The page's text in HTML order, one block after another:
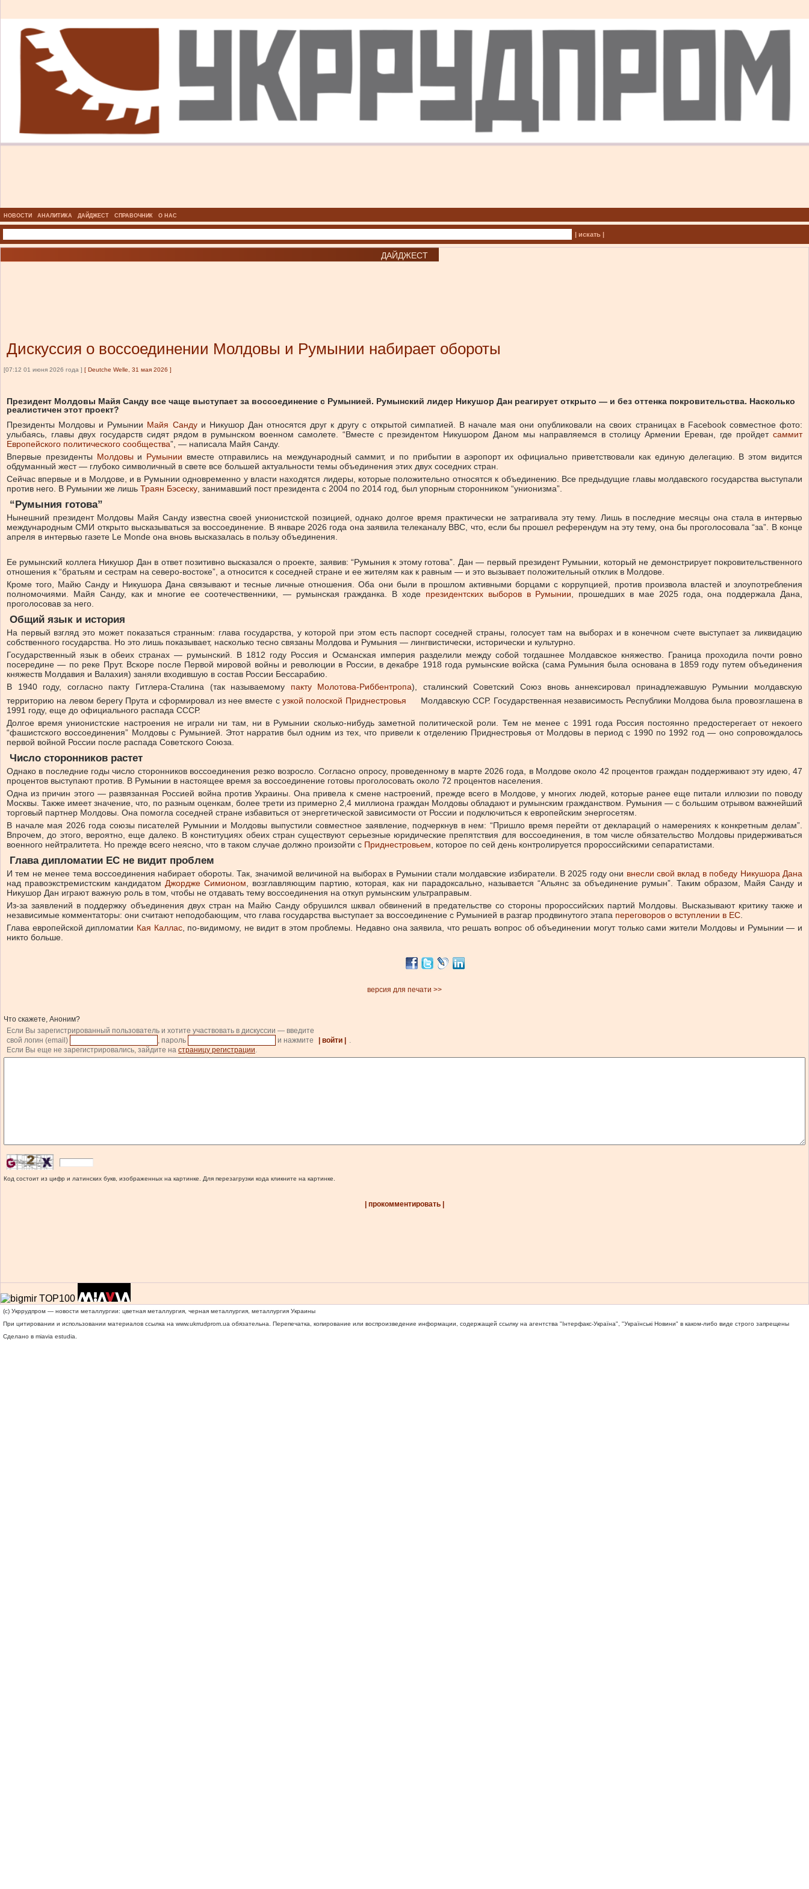
НОВОСТИ АНАЛИТИКА ДАЙДЖЕСТ СПРАВОЧНИК О НАС
| искать |
ДАЙДЖЕСТ
Дискуссия о воссоединении Молдовы и Румынии набирает обороты
[07:12 01 июня 2026 года ] [ Deutche Welle, 31 мая 2026 ]
Президент Молдовы Майя Санду все чаще выступает за воссоединение с Румынией. Румынский лидер Никушор Дан реагирует открыто — и без оттенка покровительства. Насколько
реалистичен этот проект?
Президенты Молдовы и Румынии Майя Сандуи Никушор Дан относятся друг к другу с открытой симпатией. В начале мая они опубликовали на своих страницах в Facebook совместное фото:
улыбаясь, главы двух государств сидят рядом в румынском военном самолете. “Вместе с президентом Никушором Даном мы направляемся в столицу Армении Ереван, где пройдет саммит
Европейского политического сообщества”, — написала Майя Санду.
Впервые президенты Молдовы и Румынии вместе отправились на международный саммит, и по прибытии в аэропорт их официально приветствовали как единую делегацию. В этом видится
обдуманный жест — глубоко символичный в свете все большей актуальности темы объединения этих двух соседних стран.
Сейчас впервые и в Молдове, и в Румынии одновременно у власти находятся лидеры, которые положительно относятся к объединению. Все предыдущие главы молдавского государства выступали
против него. В Румынии же лишь Траян Бэсеску , занимавший пост президента с 2004 по 2014 год, был упорным сторонником “унионизма”.
“Румыния готова”
Нынешний президент Молдовы Майя Санду известна своей унионистской позицией, однако долгое время практически не затрагивала эту тему. Лишь в последние месяцы она стала в интервью
международным СМИ открыто высказываться за воссоединение. В январе 2026 года она заявила телеканалу BBC, что, если бы прошел референдум на эту тему, она бы проголосовала “за”. В конце
апреля в интервью газете Le Monde она вновь высказалась в пользу объединения.
Ее румынский коллега Никушор Дан в ответ позитивно высказался о проекте, заявив: “Румыния к этому готова”. Дан — первый президент Румынии, который не демонстрирует покровительственного
отношения к “братьям и сестрам на северо-востоке”, а относится к соседней стране и ее жителям как к равным — и это вызывает положительный отклик в Молдове.
Кроме того, Майю Санду и Никушора Дана связывают и тесные личные отношения. Оба они были в прошлом активными борцами с коррупцией, против произвола властей и злоупотребления
полномочиями. Майя Санду, как и многие ее соотечественники, — румынская гражданка. В ходе президентских выборов в Румынии , прошедших в мае 2025 года, она поддержала Дана,
проголосовав за него.
Общий язык и история
На первый взгляд это может показаться странным: глава государства, у которой при этом есть паспорт соседней страны, голосует там на выборах и в конечном счете выступает за ликвидацию
собственного государства. Но это лишь показывает, насколько тесно связаны Молдова и Румыния — лингвистически, исторически и культурно.
Государственный язык в обеих странах — румынский. В 1812 году Россия и Османская империя разделили между собой тогдашнее Молдавское княжество. Граница проходила почти ровно
посередине — по реке Прут. Вскоре после Первой мировой войны и революции в России, в декабре 1918 года румынские войска (сама Румыния была основана в 1859 году путем объединения
княжеств Молдавия и Валахия) заняли входившую в состав России Бессарабию.
В 1940 году, согласно пакту Гитлера-Сталина (так называемому пакту Молотова-Риббентропа), сталинский Советский Союз вновь аннексировал принадлежавшую Румынии молдавскую
территорию на левом берегу Прута и сформировал из нее вместе с узкой полоской Приднестровья
Молдавскую ССР. Государственная независимость Республики Молдова была провозглашена в
1991 году, еще до официального распада СССР.
Долгое время унионистские настроения не играли ни там, ни в Румынии сколько-нибудь заметной политической роли. Тем не менее с 1991 года Россия постоянно предостерегает от некоего
“фашистского воссоединения” Молдовы с Румынией. Этот нарратив был одним из тех, что привели к отделению Приднестровья от Молдовы в период с 1990 по 1992 год — оно сопровождалось
первой войной России после распада Советского Союза.
Число сторонников растет
Однако в последние годы число сторонников воссоединения резко возросло. Согласно опросу, проведенному в марте 2026 года, в Молдове около 42 процентов граждан поддерживают эту идею, 47
процентов выступают против. В Румынии в настоящее время за воссоединение готовы проголосовать около 72 процентов населения.
Одна из причин этого — развязанная Россией война против Украины. Она привела к смене настроений, прежде всего в Молдове, у многих людей, которые ранее еще питали иллюзии по поводу
Москвы. Также имеет значение, что, по разным оценкам, более трети из примерно 2,4 миллиона граждан Молдовы обладают и румынским гражданством. Румыния — с большим отрывом важнейший
торговый партнер Молдовы. Она помогла соседней стране избавиться от энергетической зависимости от России и подключиться к европейским энергосетям.
В начале мая 2026 года союзы писателей Румынии и Молдовы выпустили совместное заявление, подчеркнув в нем: “Пришло время перейти от деклараций о намерениях к конкретным делам”.
Впрочем, до этого, вероятно, еще далеко. В конституциях обеих стран существуют серьезные юридические препятствия для воссоединения, в том числе обязательство Молдовы придерживаться
военного нейтралитета. Но прежде всего неясно, что в таком случае должно произойти с Приднестровьем , которое по сей день контролируется пророссийскими сепаратистами.
Глава дипломатии ЕС не видит проблем
И тем не менее тема воссоединения набирает обороты. Так, значимой величиной на выборах в Румынии стали молдавские избиратели. В 2025 году они внесли свой вклад в победу Никушора Дана
над правоэкстремистским кандидатом Джордже Симионом , возглавляющим партию, которая, как ни парадоксально, называется “Альянс за объединение румын”. Таким образом, Майя Санду и
Никушор Дан играют важную роль в том, чтобы не отдавать тему воссоединения на откуп румынским ультраправым.
Из-за заявлений в поддержку объединения двух стран на Майю Санду обрушился шквал обвинений в предательстве со стороны пророссийских партий Молдовы. Высказывают критику также и
независимые комментаторы: они считают неподобающим, что глава государства выступает за воссоединение с Румынией в разгар продвинутого этапа переговоров о вступлении в ЕС
Глава европейской дипломатии Кая Каллас, по-видимому, не видит в этом проблемы. Недавно она заявила, что решать вопрос об объединении могут только сами жители Молдовы и Румынии — и
никто больше.
версия для печати >>
Что скажете, Аноним?
Если Вы зарегистрированный пользователь и хотите участвовать в дискуссии — введите
свой логин (email)
, пароль и нажмите | войти |
.
Если Вы еще не зарегистрировались, зайдите на страницу регистрации.
Код состоит из цифр и латинских букв, изображенных на картинке. Для перезагрузки кода кликните на картинке.
| прокомментировать |
(c) Укррудпром — новости металлургии: цветная металлургия, черная металлургия, металлургия Украины
При цитировании и использовании материалов ссылка на www.ukrrudprom.ua обязательна. Перепечатка, копирование или воспроизведение информации, содержащей ссылку на агентства "Iнтерфакс-Україна", "Українськi Новини" в каком-либо виде строго запрещены
Сделано в miavia estudia.